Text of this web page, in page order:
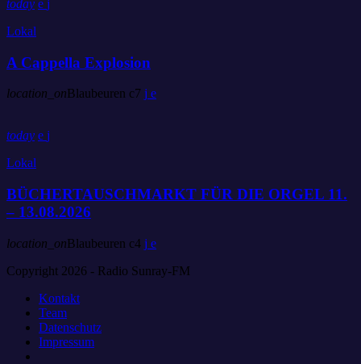
today
Lokal
A Cappella Explosion
location_on Blaubeuren 7
today
Lokal
BÜCHERTAUSCHMARKT FÜR DIE ORGEL 11.
– 13.08.2026
location_onBlaubeuren
4
Copyright 2026 - Radio Sunray-FM
Kontakt
Team
Datenschutz
Impressum